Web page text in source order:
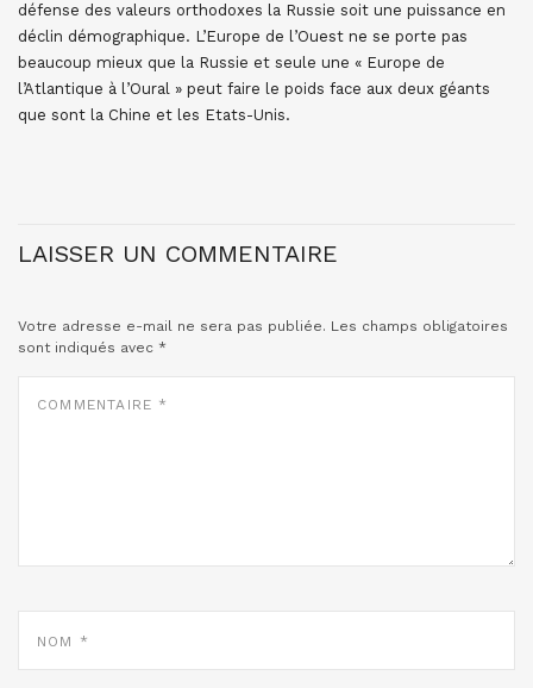
défense des valeurs orthodoxes la Russie soit une puissance en
déclin démographique. L’Europe de l’Ouest ne se porte pas
beaucoup mieux que la Russie et seule une « Europe de
l’Atlantique à l’Oural » peut faire le poids face aux deux géants
que sont la Chine et les Etats-Unis.
LAISSER UN COMMENTAIRE
Votre adresse e-mail ne sera pas publiée. Les champs obligatoires
sont indiqués avec *